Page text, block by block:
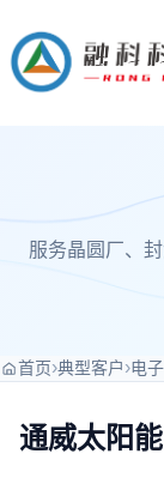
服务晶圆厂、
首页›典型客户›电
通威太阳